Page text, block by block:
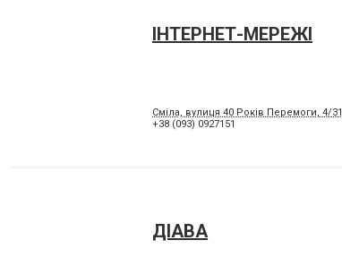
ІНТЕРНЕТ-МЕРЕЖІ
Сміла, вулиця 40 Років Перемоги, 4/31
+38 (093) 0927151
ДІАВА